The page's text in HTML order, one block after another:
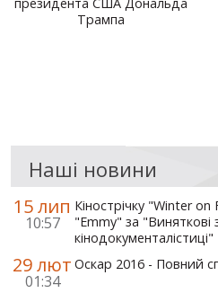
Трампа
Наші новини
15 лип
10:57
Кінострічку "Winter
"Emmy" за "Виняткові
кінодокументалістиці"
29 лют
01:34
Оскар 2016 - Повний